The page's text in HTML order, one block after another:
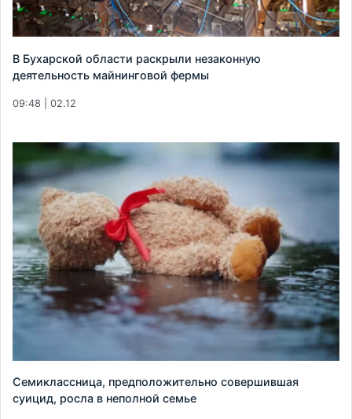
В Бухарской области раскрыли незаконную
деятельность майнинговой фермы
09:48 | 02.12
Семиклассница, предположительно совершившая
суицид, росла в неполной семье